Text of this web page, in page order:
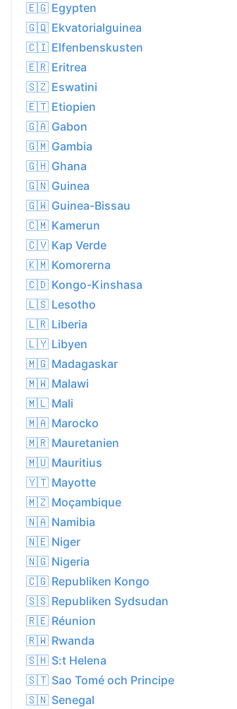
tors 13. aug.
Soligt
27.9°C
19.3°C
11.8°C
47%
15.8 kph
0.0 mm
8.0
06:34 AM
🇪🇬 Egypten
🇬🇶 Ekvatorialguinea
🇨🇮 Elfenbenskusten
🇪🇷 Eritrea
🇸🇿 Eswatini
🇪🇹 Etiopien
🇬🇦 Gabon
🇬🇲 Gambia
🇬🇭 Ghana
🇬🇳 Guinea
🇬🇼 Guinea-Bissau
🇨🇲 Kamerun
🇨🇻 Kap Verde
🇰🇲 Komorerna
🇨🇩 Kongo-Kinshasa
🇱🇸 Lesotho
🇱🇷 Liberia
🇱🇾 Libyen
🇲🇬 Madagaskar
🇲🇼 Malawi
🇲🇱 Mali
🇲🇦 Marocko
🇲🇷 Mauretanien
🇲🇺 Mauritius
🇾🇹 Mayotte
🇲🇿 Moçambique
🇳🇦 Namibia
🇳🇪 Niger
🇳🇬 Nigeria
🇨🇬 Republiken Kongo
🇸🇸 Republiken Sydsudan
🇷🇪 Réunion
🇷🇼 Rwanda
🇸🇭 S:t Helena
🇸🇹 Sao Tomé och Principe
🇸🇳 Senegal